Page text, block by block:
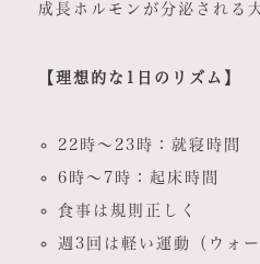
成長ホルモンが分泌される
【理想的な1日のリズム】
22時～23時：就寝時間
6時～7時：起床時間
食事は規則正しく
週3回は軽い運動（ウォー